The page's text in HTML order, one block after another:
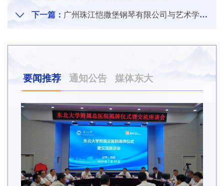
下一篇： 广州珠江恺撒堡钢琴有限公司与艺术学院开展交流合作
要闻推荐 通知公告 媒体东大